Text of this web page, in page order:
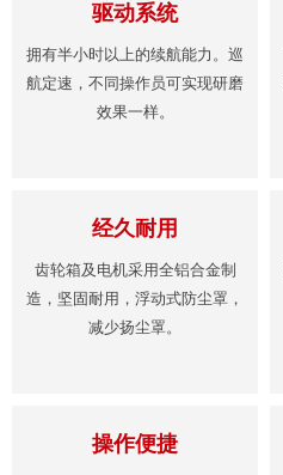
驱动系统
拥有半小时以上的续航能力。巡
航定速，不同操作员可实现研磨
效果一样。
经久耐用
齿轮箱及电机采用全铝合金制
造，坚固耐用，浮动式防尘罩，
减少扬尘罩。
操作便捷